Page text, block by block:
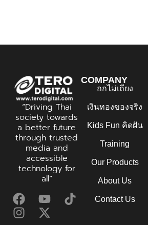
“Driving Thai
society towards
a better future
through trusted
media and
accessible
technology for
all”
COMPANY
ถกไม่เถียง
เงินทองของจริง
Kids Fun คิดฝัน
Training
Our Products
About Us
Contact Us